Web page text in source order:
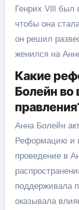
Генрих VIII был
чтобы она
он решил
женился на
Какие
Болейн во
Анна Болейн
Реформацию и
проведение в
поддерживала
оказывала